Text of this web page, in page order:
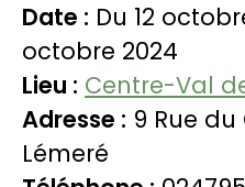
Date : Du 12
octobre 2024
Lieu : Centre-Val
Adresse : 9 Rue du
Lémeré